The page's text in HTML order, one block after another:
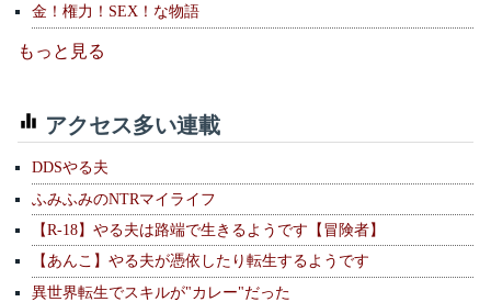
金！権力！SEX！な物語
もっと見る
アクセス多い連載
DDSやる夫
ふみふみのNTRマイライフ
【R-18】やる夫は路端で生きるようです【冒険者】
【あんこ】やる夫が憑依したり転生するようです
異世界転生でスキルが"カレー"だった